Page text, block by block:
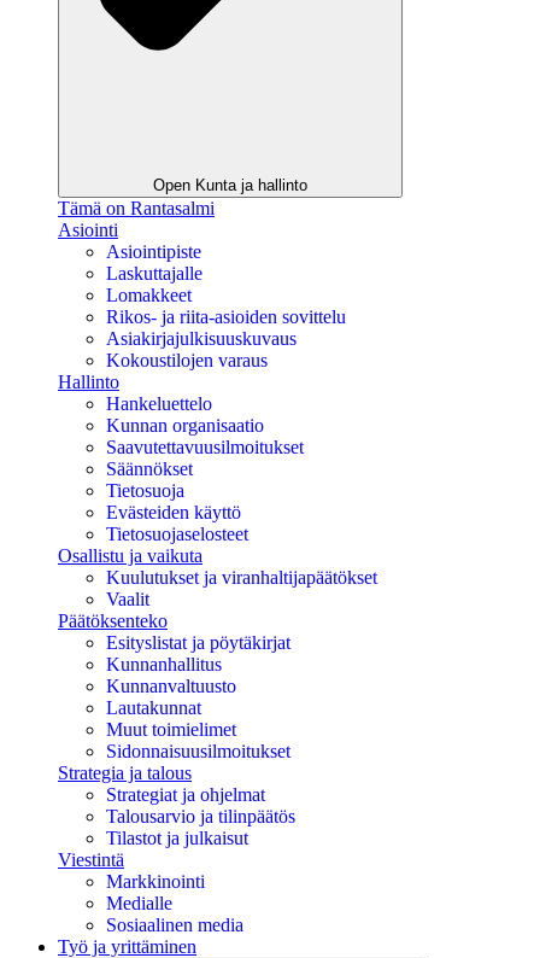
Open Kunta ja hallinto
Tämä on Rantasalmi
Asiointi
Asiointipiste
Laskuttajalle
Lomakkeet
Rikos- ja riita-asioiden sovittelu
Asiakirjajulkisuuskuvaus
Kokoustilojen varaus
Hallinto
Hankeluettelo
Kunnan organisaatio
Saavutettavuusilmoitukset
Säännökset
Tietosuoja
Evästeiden käyttö
Tietosuojaselosteet
Osallistu ja vaikuta
Kuulutukset ja viranhaltijapäätökset
Vaalit
Päätöksenteko
Esityslistat ja pöytäkirjat
Kunnanhallitus
Kunnanvaltuusto
Lautakunnat
Muut toimielimet
Sidonnaisuusilmoitukset
Strategia ja talous
Strategiat ja ohjelmat
Talousarvio ja tilinpäätös
Tilastot ja julkaisut
Viestintä
Markkinointi
Medialle
Sosiaalinen media
Työ ja yrittäminen